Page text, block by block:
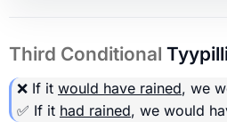
Third Conditional
❌ If it would have rained, we
✅ If it had rained, we would